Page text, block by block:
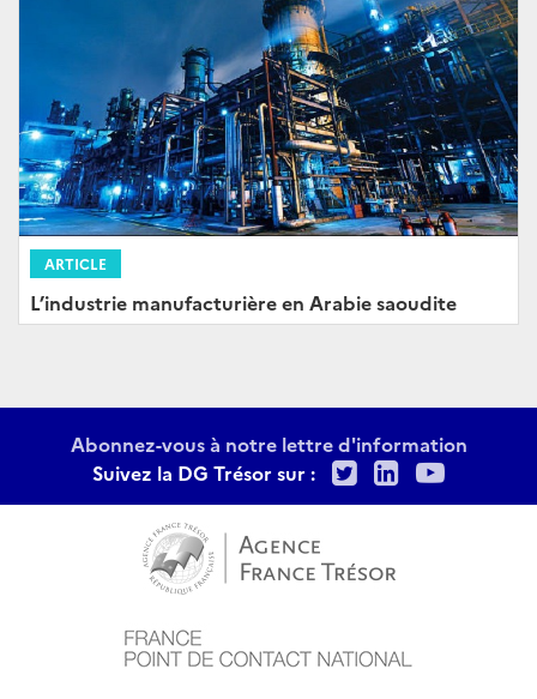
ARTICLE
L’industrie manufacturière en Arabie saoudite
Abonnez-vous à notre lettre d'information
Suivez la DG Trésor sur :
TwitterLinkedIn